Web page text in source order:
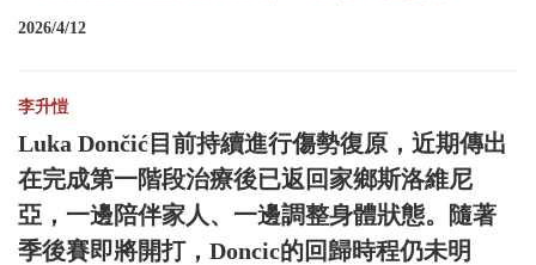
2026/4/12
李升愷
Luka Dončić目前持續進行傷勢復原，近期傳出
在完成第一階段治療後已返回家鄉斯洛維尼
亞，一邊陪伴家人、一邊調整身體狀態。隨著
季後賽即將開打，Doncic的回歸時程仍未明